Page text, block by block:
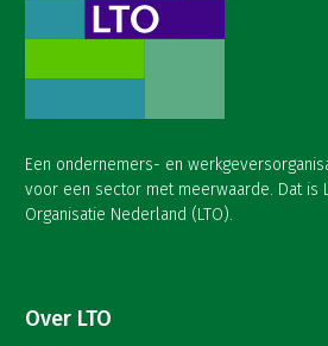
Een ondernemers- en
voor een sector met meerwaarde. Dat is
Organisatie Nederland (LTO).
Over LTO